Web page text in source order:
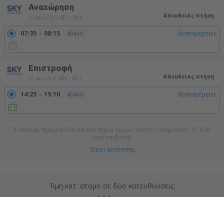
Αναχώρηση
11 Αυγ (Τρί) ATH - JMK Απευθείας πτήση
07:35 08:15 40min λεπτομέρειες
Επιστροφή
12 Αυγ (Τετ) JMK - ATH Απευθείας πτήση
14:25 15:10 45min λεπτομέρειες
Συνολική τιμή για όλα τα εισιτήρια (χωρίς κόστος υπηρεσίας 31 EUR
ανά επιβάτη)
Όροι κράτησης
Τιμή κατ' άτομο σε δύο κατευθύνσεις: